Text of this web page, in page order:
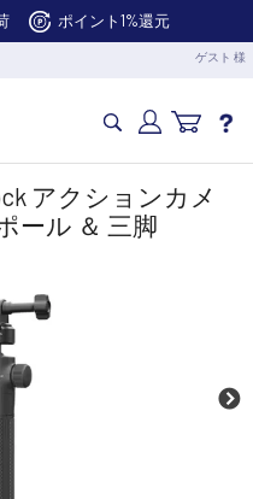
ポイント1%還元
ゲスト 様
ー
アクションカメ
ール ＆ 三脚